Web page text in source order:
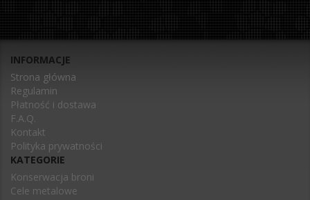
INFORMACJE
Strona główna
Regulamin
Płatność i dostawa
F.A.Q.
Kontakt
Polityka prywatności
KATEGORIE
Konserwacja broni
Cele metalowe